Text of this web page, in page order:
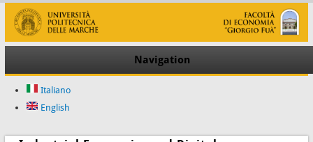
Navigation
Italiano
English